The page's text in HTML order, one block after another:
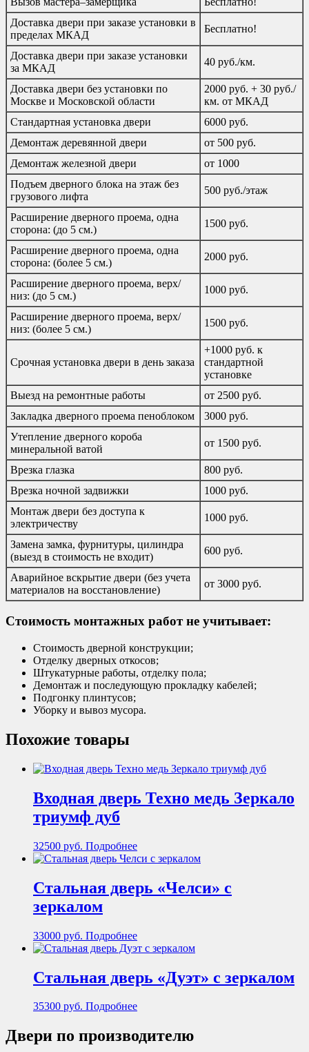
Доставка двери при заказе установки в
пределах МКАД
Бесплатно!
Доставка двери при заказе установки
за МКАД
40 руб./км.
Доставка двери без установки по
Москве и Московской области
2000 руб. + 30 руб./
км. от МКАД
Стандартная установка двери
6000 руб.
Демонтаж деревянной двери
от 500 руб.
Демонтаж железной двери
от 1000
Подъем дверного блока на этаж без
грузового лифта
500 руб./этаж
Расширение дверного проема, одна
сторона: (до 5 см.)
1500 руб.
Расширение дверного проема, одна
сторона: (более 5 см.)
2000 руб.
Расширение дверного проема, верх/
низ: (до 5 см.)
1000 руб.
Расширение дверного проема, верх/
низ: (более 5 см.)
1500 руб.
Срочная установка двери в день заказа
+1000 руб. к
стандартной
установке
Выезд на ремонтные работы
от 2500 руб.
Закладка дверного проема пеноблоком
3000 руб.
Утепление дверного короба
минеральной ватой
от 1500 руб.
Врезка глазка
800 руб.
Врезка ночной задвижки
1000 руб.
Монтаж двери без доступа к
электричеству
1000 руб.
Замена замка, фурнитуры, цилиндра
(выезд в стоимость не входит)
600 руб.
Аварийное вскрытие двери (без учета
материалов на восстановление)
от 3000 руб.
Стоимость монтажных работ не учитывает:
Стоимость дверной конструкции;
Отделку дверных откосов;
Штукатурные работы, отделку пола;
Демонтаж и последующую прокладку кабелей;
Подгонку плинтусов;
Уборку и вывоз мусора.
Похожие товары
Входная дверь Техно медь Зеркало
триумф дуб
32500 руб. Подробнее
Стальная дверь «Челси» с
зеркалом
33000 руб. Подробнее
Стальная дверь «Дуэт» с зеркалом
35300 руб. Подробнее
Двери по производителю